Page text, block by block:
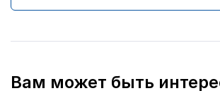
Вам может быть